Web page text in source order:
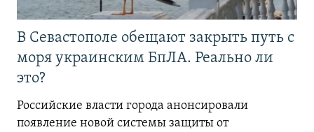
В Севастополе обещают закрыть путь с
моря украинским БпЛА. Реально ли
это?
Российские власти города анонсировали
появление новой системы защиты от